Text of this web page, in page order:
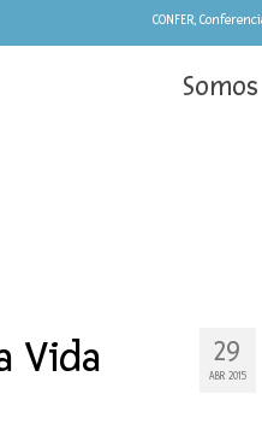
CONFER,
Somos
29
ABR 2015
Vida